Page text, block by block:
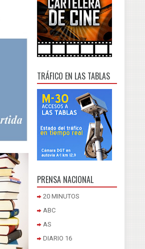
TRÁFICO EN LAS TABLAS
PRENSA NACIONAL
20 MINUTOS
ABC
AS
DIARIO 16